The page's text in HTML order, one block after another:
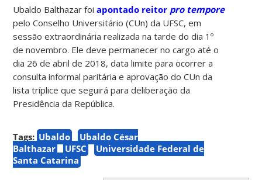
Ubaldo Balthazar foiapontado reitor pro tempore
pelo Conselho Universitário (CUn) da UFSC, em
sessão extraordinária realizada na tarde do dia 1º
de novembro. Ele deve permanecer no cargo até o
dia 26 de abril de 2018, data limite para ocorrer a
consulta informal paritária e aprovação do CUn da
lista tríplice que seguirá para deliberação da
Presidência da República.
Tags: Ubaldo
Ubaldo César
Balthazar
UFSC
Universidade Federal de
Santa Catarina